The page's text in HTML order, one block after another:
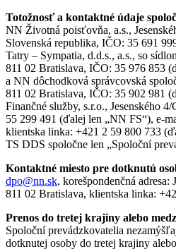
Totožnosť a kontaktné údaje
NN Životná poisťovňa, a.s.,
Slovenská republika, IČO: 35 691
Tatry – Sympatia, d.d.s., a.s., so
811 02 Bratislava, IČO: 35 976 853
a NN dôchodková správcovská
811 02 Bratislava, IČO: 35 902 981
Finančné služby, s.r.o., Jesenského
55 299 491 (ďalej len „NN FS“), e-
klientska linka: +421 2 59 800 733
TS DDS spoločne len „Spoloční
Kontaktné miesto pre dotknutú
dpo@nn.sk, korešpondenčná adresa:
811 02 Bratislava, klientska linka:
Prenos do tretej krajiny alebo
Spoloční prevádzkovatelia
dotknutej osoby do tretej krajiny